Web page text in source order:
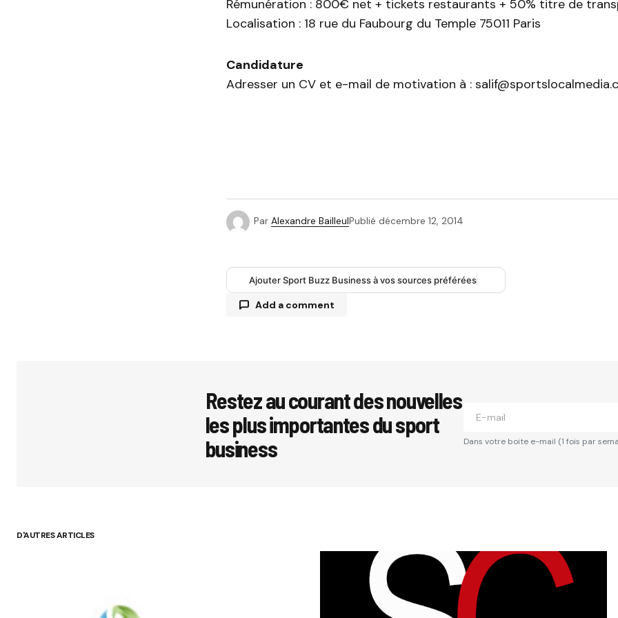
Rémunération : 800€ net + tickets restaurants + 50% titre de
Localisation : 18 rue du Faubourg du Temple 75011 Paris
Candidature
Adresser un CV et e-mail de motivation à :
Par Alexandre BailleulPublié décembre 12, 2014
Ajouter Sport Buzz Business à vos sources préférées
Add a comment
Comment*
Restez au courant des nouvelles
les plus importantes du sport
business
Dans votre boite e-mail (1 fois par
D'AUTRES ARTICLES